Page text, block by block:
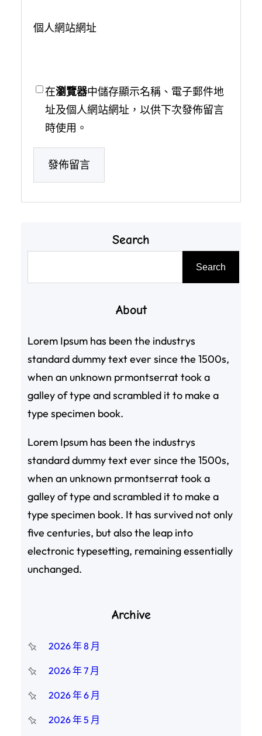
個人網站網址
在瀏覽器中儲存顯示名稱、電子郵件地
址及個人網站網址，以供下次發佈留言
時使用。
Search
Search
About
Lorem Ipsum has been the industrys
standard dummy text ever since the 1500s,
when an unknown prmontserrat took a
galley of type and scrambled it to make a
type specimen book.
Lorem Ipsum has been the industrys
standard dummy text ever since the 1500s,
when an unknown prmontserrat took a
galley of type and scrambled it to make a
type specimen book. It has survived not only
five centuries, but also the leap into
electronic typesetting, remaining essentially
unchanged.
Archive
2026 年 8 月
2026 年 7 月
2026 年 6 月
2026 年 5 月